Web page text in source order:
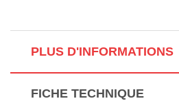
PLUS D'INFORMATIONS
FICHE TECHNIQUE